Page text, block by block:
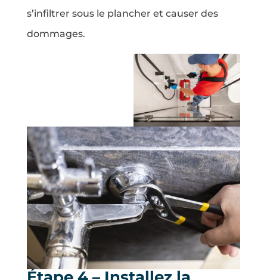
s’infiltrer sous le plancher et causer des
dommages.